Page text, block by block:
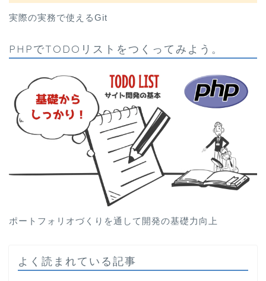
実際の実務で使えるGit
PHPでTODOリストをつくってみよう。
ポートフォリオづくりを通して開発の基礎力向上
よく読まれている記事